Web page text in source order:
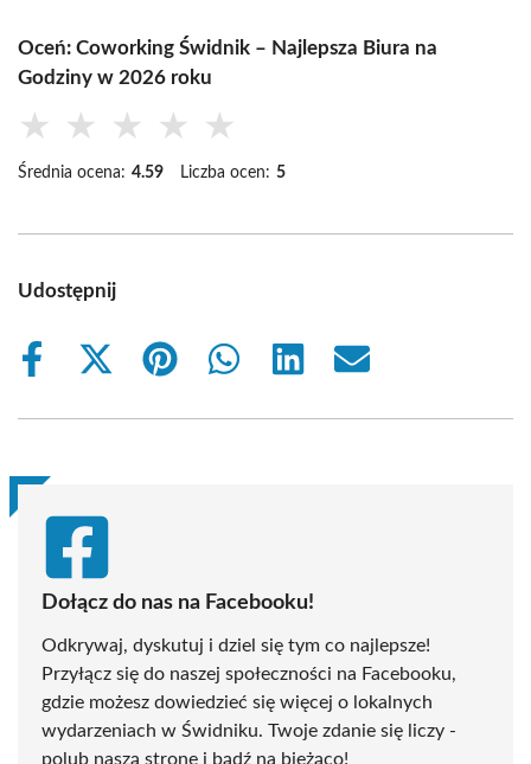
Oceń: Coworking Świdnik – Najlepsza Biura na
Godziny w 2026 roku
★ ★ ★ ★ ★
Średnia ocena: 4.59 Liczba ocen: 5
Udostępnij
Share
Share
(Twitter)
Share
Share
Share
Share
Dołącz do nas na Facebooku!
Odkrywaj, dyskutuj i dziel się tym co najlepsze!
Przyłącz się do naszej społeczności na Facebooku,
gdzie możesz dowiedzieć się więcej o lokalnych
wydarzeniach w Świdniku. Twoje zdanie się liczy -
polub naszą stronę i bądź na bieżąco!